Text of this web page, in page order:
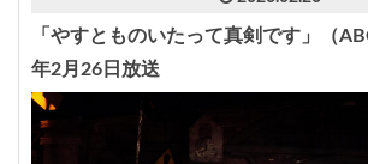
「やすとものいたって真剣です」（
年2月26日放送